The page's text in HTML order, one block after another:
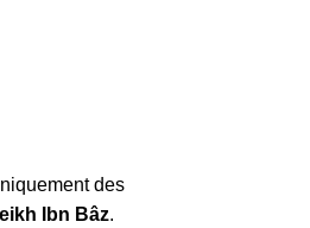
des
Ibn Bâz.